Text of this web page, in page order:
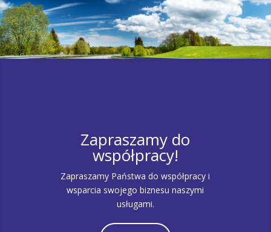
Zapraszamy do
współpracy!
Zapraszamy Państwa do współpracy i
wsparcia swojego biznesu naszymi
usługami.